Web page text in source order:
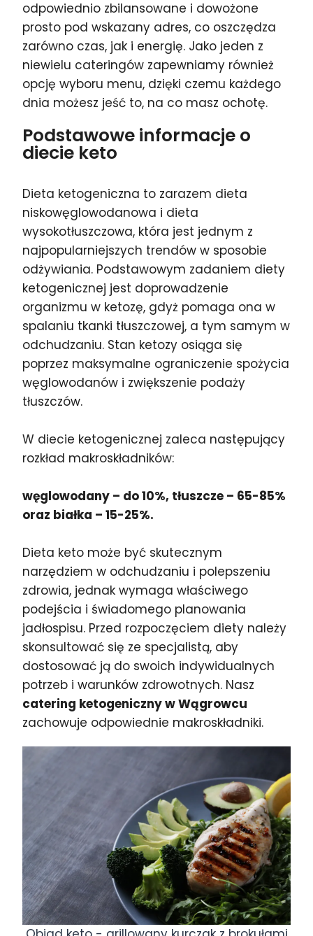
odpowiednio zbilansowane i dowożone
prosto pod wskazany adres, co oszczędza
zarówno czas, jak i energię. Jako jeden z
niewielu cateringów zapewniamy również
opcję wyboru menu, dzięki czemu każdego
dnia możesz jeść to, na co masz ochotę.
Podstawowe informacje o
diecie keto
Dieta ketogeniczna to zarazem dieta
niskowęglowodanowa i dieta
wysokotłuszczowa, która jest jednym z
najpopularniejszych trendów w sposobie
odżywiania. Podstawowym zadaniem diety
ketogenicznej jest doprowadzenie
organizmu w ketozę, gdyż pomaga ona w
spalaniu tkanki tłuszczowej, a tym samym w
odchudzaniu. Stan ketozy osiąga się
poprzez maksymalne ograniczenie spożycia
węglowodanów i zwiększenie podaży
tłuszczów.
W diecie ketogenicznej zaleca następujący
rozkład makroskładników:
węglowodany – do 10%, tłuszcze – 65-85%
oraz białka – 15-25%.
Dieta keto może być skutecznym
narzędziem w odchudzaniu i polepszeniu
zdrowia, jednak wymaga właściwego
podejścia i świadomego planowania
jadłospisu. Przed rozpoczęciem diety należy
skonsultować się ze specjalistą, aby
dostosować ją do swoich indywidualnych
potrzeb i warunków zdrowotnych. Nasz
catering ketogeniczny w Wągrowcu
zachowuje odpowiednie makroskładniki.